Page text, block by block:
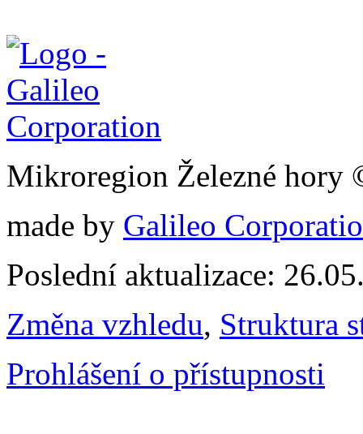
Mikroregion Železné hory
made by Galileo
Poslední aktualizace:
Změna vzhledu, Struktura
Prohlášení o přístupnosti